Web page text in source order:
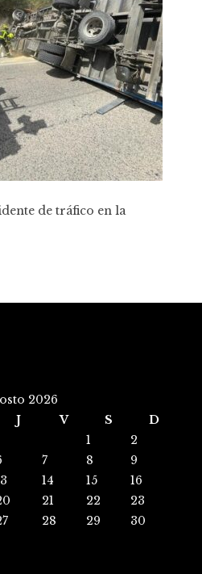
de tráfico en la
2026
J V S
D
1
2
7 8
9
14 15
16
21 22
23
28 29
30